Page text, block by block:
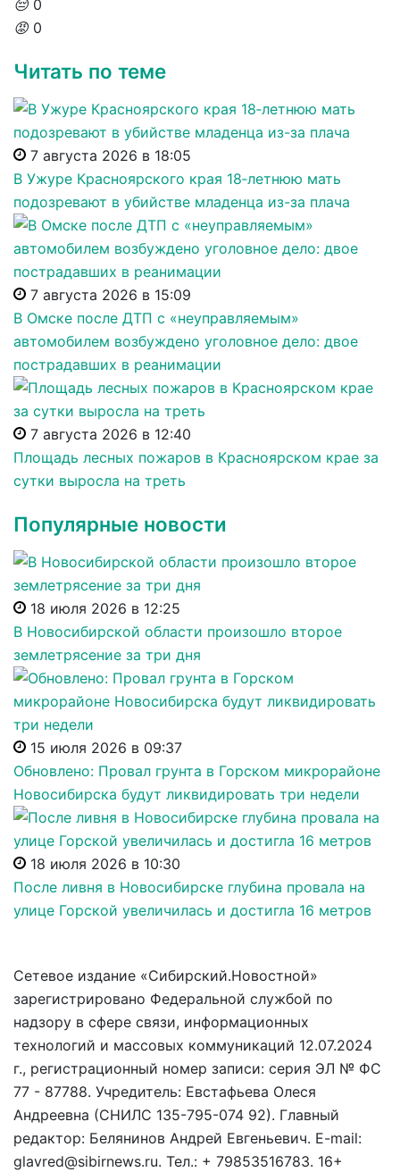
😔 0
😡 0
Читать по теме
7 августа 2026 в 18:05
В Ужуре Красноярского края 18‑летнюю мать
подозревают в убийстве младенца из-за плача
7 августа 2026 в 15:09
В Омске после ДТП с «неуправляемым»
автомобилем возбуждено уголовное дело: двое
пострадавших в реанимации
7 августа 2026 в 12:40
Площадь лесных пожаров в Красноярском крае за
сутки выросла на треть
Популярные новости
18 июля 2026 в 12:25
В Новосибирской области произошло второе
землетрясение за три дня
15 июля 2026 в 09:37
Обновлено: Провал грунта в Горском микрорайоне
Новосибирска будут ликвидировать три недели
18 июля 2026 в 10:30
После ливня в Новосибирске глубина провала на
улице Горской увеличилась и достигла 16 метров
Сетевое издание «Сибирский.Новостной»
зарегистрировано Федеральной службой по
надзору в сфере связи, информационных
технологий и массовых коммуникаций 12.07.2024
г., регистрационный номер записи: серия ЭЛ № ФС
77 - 87788. Учредитель: Евстафьева Олеся
Андреевна (СНИЛС 135-795-074 92). Главный
редактор: Белянинов Андрей Евгеньевич. E-mail:
glavred@sibirnews.ru. Тел.: + 79853516783. 16+